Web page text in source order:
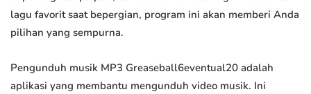
lagu favorit saat bepergian, program ini akan memberi Anda
pilihan yang sempurna.
Pengunduh musik MP3 Greaseball6eventual20 adalah
aplikasi yang membantu mengunduh video musik. Ini